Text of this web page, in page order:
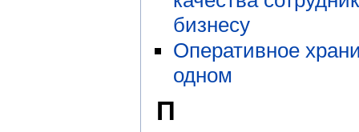
бизнесу
Оперативное
одном
П